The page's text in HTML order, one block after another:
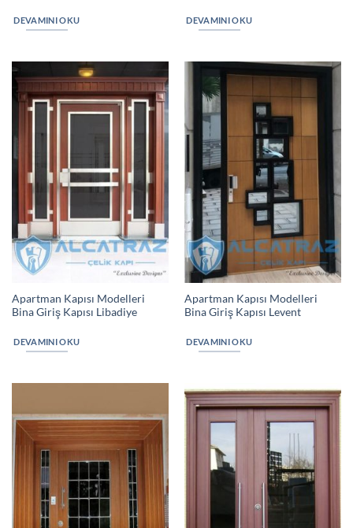
DEVAMINI OKU DEVAMINI OKU
Apartman Kapısı Modelleri
Bina Giriş Kapısı Libadiye
DEVAMINI OKU
Apartman Kapısı Modelleri
Bina Giriş Kapısı Levent
DEVAMINI OKU